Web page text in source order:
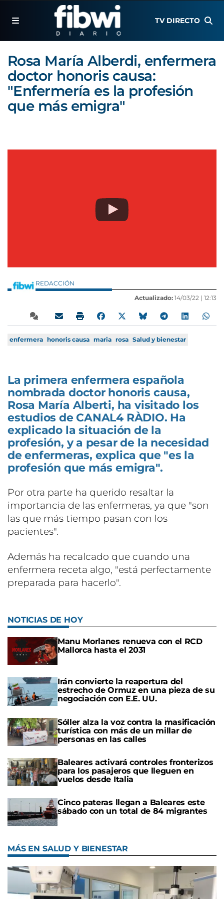
TV DIRECTO
Rosa María Alberdi, enfermera
doctor honoris causa:
"Enfermería es la profesión
que más emigra"
REDACCIÓN
Actualizado: 14/03/22 | 12:13
enfermera honoris causa maria rosa Salud y bienestar
La primera enfermera española
nombrada doctor honoris causa,
Rosa María Alberti, ha visitado los
estudios de CANAL4 RÀDIO. Ha
explicado la situación de la
profesión, y a pesar de la necesidad
de enfermeras, explica que "es la
profesión que más emigra".
Por otra parte ha querido resaltar la
importancia de las enfermeras, ya que "son
las que más tiempo pasan con los
pacientes".
Además ha recalcado que cuando una
enfermera receta algo, "está perfectamente
preparada para hacerlo".
NOTICIAS DE HOY
Manu Morlanes renueva con el RCD
Mallorca hasta el 2031
Irán convierte la reapertura del
estrecho de Ormuz en una pieza de su
negociación con E.E. UU.
Sóller alza la voz contra la masificación
turística con más de un millar de
personas en las calles
Baleares activará controles fronterizos
para los pasajeros que lleguen en
vuelos desde Italia
Cinco pateras llegan a Baleares este
sábado con un total de 84 migrantes
MÁS EN SALUD Y BIENESTAR